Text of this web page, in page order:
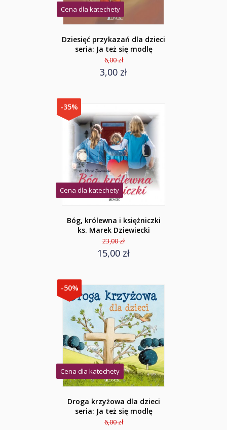
Cena dla katechety
Dziesięć przykazań dla dzieci
seria: Ja też się modlę
6,00 zł
3,00 zł
-35%
Cena dla katechety
Bóg, królewna i księżniczki
ks. Marek Dziewiecki
23,00 zł
15,00 zł
-50%
Cena dla katechety
Droga krzyżowa dla dzieci
seria: Ja też się modlę
6,00 zł